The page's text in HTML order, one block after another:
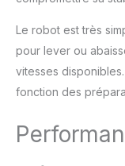
Le robot est très
pour lever ou
vitesses
fonction des